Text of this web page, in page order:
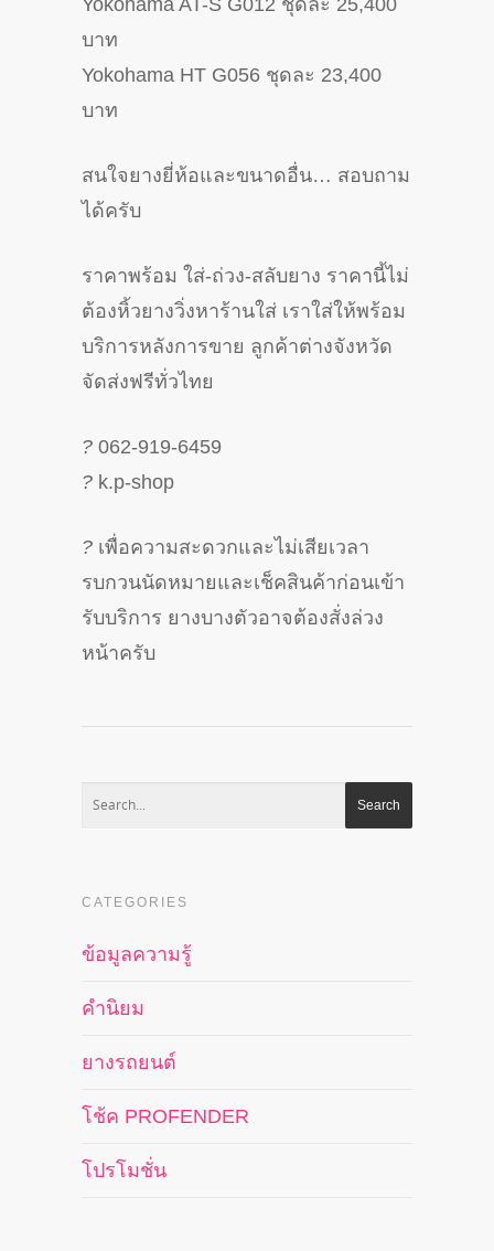
บาท
Yokohama HT G056 ชุดละ 23,400
บาท
สนใจยางยี่ห้อและขนาดอื่น… สอบถาม
ได้ครับ
ราคาพร้อม ใส่-ถ่วง-สลับยาง ราคานี้ไม่
ต้องหิ้วยางวิ่งหาร้านใส่ เราใส่ให้พร้อม
บริการหลังการขาย ลูกค้าต่างจังหวัด
จัดส่งฟรีทั่วไทย
? 062-919-6459
? k.p-shop
? เพื่อความสะดวกและไม่เสียเวลา
รบกวนนัดหมายและเช็คสินค้าก่อนเข้า
รับบริการ ยางบางตัวอาจต้องสั่งล่วง
หน้าครับ
CATEGORIES
ข้อมูลความรู้
คำนิยม
ยางรถยนต์
โช้ค PROFENDER
โปรโมชั่น